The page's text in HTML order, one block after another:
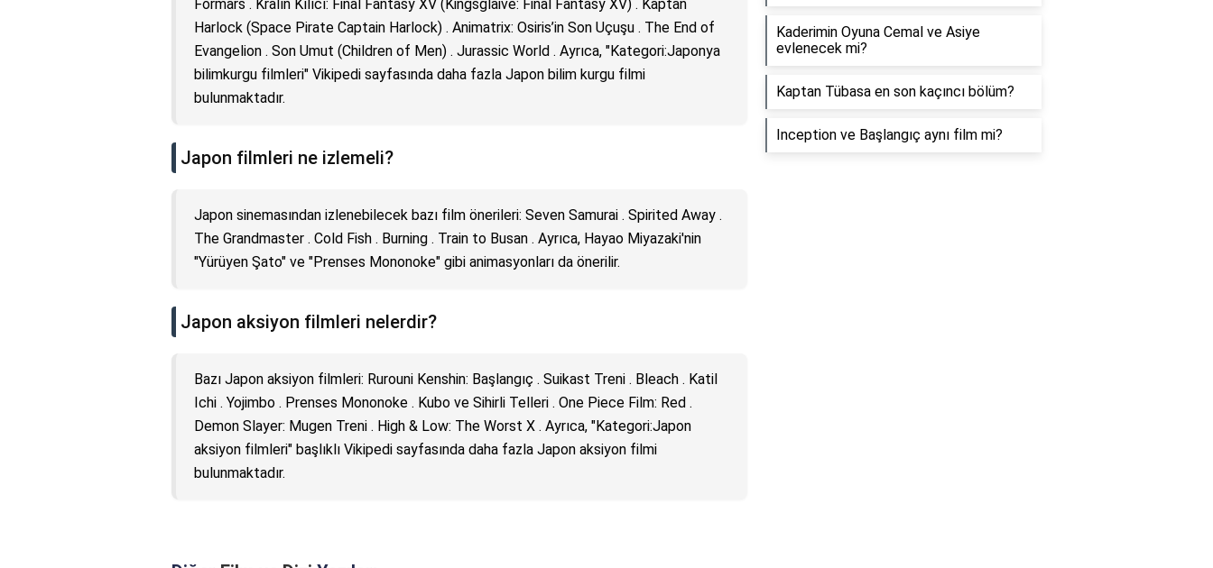
Formars . Kralın Kılıcı: Final Fantasy XV (Kingsglaive: Final Fantasy XV) . Kaptan
Harlock (Space Pirate Captain Harlock) . Animatrix: Osiris’in Son Uçuşu . The End of
Evangelion . Son Umut (Children of Men) . Jurassic World . Ayrıca, "Kategori:Japonya
bilimkurgu filmleri" Vikipedi sayfasında daha fazla Japon bilim kurgu filmi
bulunmaktadır.
Japon filmleri ne izlemeli?
Japon sinemasından izlenebilecek bazı film önerileri: Seven Samurai . Spirited Away .
The Grandmaster . Cold Fish . Burning . Train to Busan . Ayrıca, Hayao Miyazaki'nin
"Yürüyen Şato" ve "Prenses Mononoke" gibi animasyonları da önerilir.
Japon aksiyon filmleri nelerdir?
Bazı Japon aksiyon filmleri: Rurouni Kenshin: Başlangıç . Suikast Treni . Bleach . Katil
Ichi . Yojimbo . Prenses Mononoke . Kubo ve Sihirli Telleri . One Piece Film: Red .
Demon Slayer: Mugen Treni . High & Low: The Worst X . Ayrıca, "Kategori:Japon
aksiyon filmleri" başlıklı Vikipedi sayfasında daha fazla Japon aksiyon filmi
bulunmaktadır.
Kaderimin Oyuna Cemal ve Asiye
evlenecek mi?
Kaptan Tübasa en son kaçıncı bölüm?
Inception ve Başlangıç aynı film mi?